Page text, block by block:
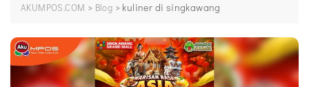
AKUMPOS.COM > Blog > kuliner di singkawang